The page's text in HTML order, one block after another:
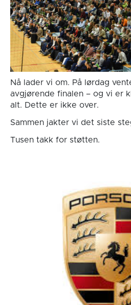
Nå lader vi om. På lørdag
avgjørende finalen – og vi er
alt. Dette er ikke over.
Sammen jakter vi det siste
Tusen takk for støtten.